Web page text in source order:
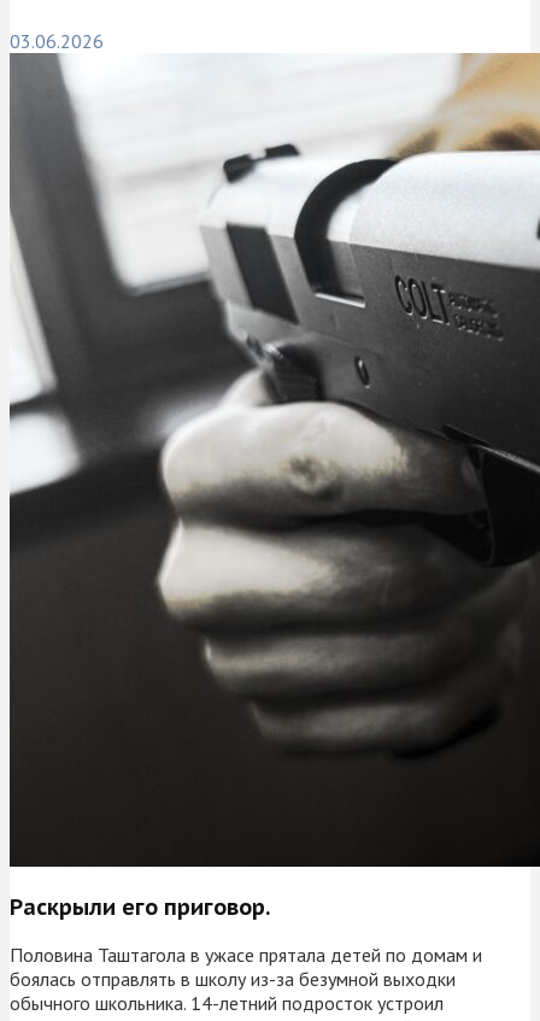
03.06.2026
Раскрыли его приговор.
Половина Таштагола в ужасе прятала детей по домам и
боялась отправлять в школу из-за безумной выходки
обычного школьника. 14-летний подросток устроил